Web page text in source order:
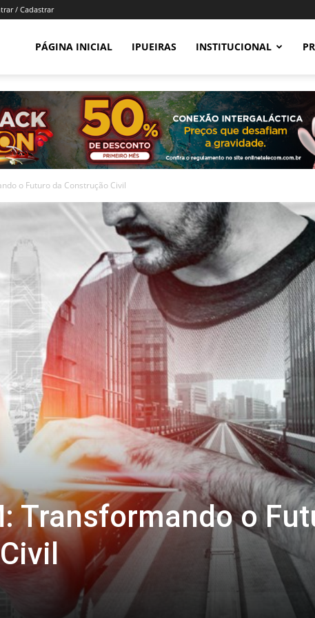
/ Cadastrar
PÁGINA INICIAL IPUEIRAS INSTITUCIONAL
o Futuro da Construção Civil
Transformando o